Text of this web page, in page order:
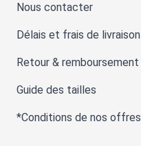
Nous contacter
Délais et frais de livraison
Retour & remboursement
Guide des tailles
*Conditions de nos offres